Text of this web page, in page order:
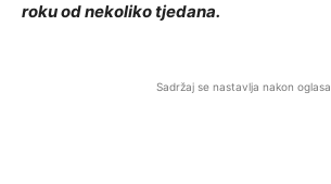
roku od nekoliko tjedana.
Sadržaj se nastavlja nakon oglasa